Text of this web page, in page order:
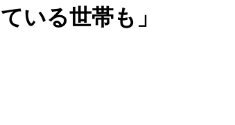
ている世帯も」